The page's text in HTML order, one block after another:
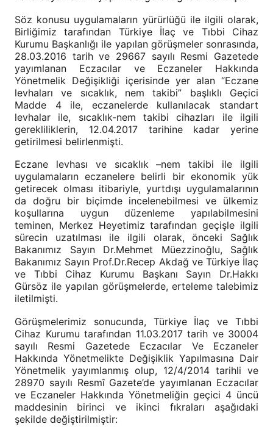
Söz konusu uygulamaların yürürlüğü ile ilgili olarak,
Birliğimiz tarafından Türkiye İlaç ve Tıbbi Cihaz
Kurumu Başkanlığı ile yapılan görüşmeler sonrasında,
28.03.2016 tarih ve 29667 sayılı Resmi Gazetede
yayımlanan Eczacılar ve Eczaneler Hakkında
Yönetmelik Değişikliği içerisinde yer alan “Eczane
levhaları ve sıcaklık, nem takibi” başlıklı Geçici
Madde 4 ile, eczanelerde kullanılacak standart
levhalar ile, sıcaklık-nem takibi cihazları ile ilgili
gerekliliklerin, 12.04.2017 tarihine kadar yerine
getirilmesi belirlenmişti.
Eczane levhası ve sıcaklık –nem takibi ile ilgili
uygulamaların eczanelere belirli bir ekonomik yük
getirecek olması itibariyle, yurtdışı uygulamalarının
da doğru bir biçimde incelenebilmesi ve ülkemiz
koşullarına uygun düzenleme yapılabilmesini
teminen, Merkez Heyetimiz tarafından geçişle ilgili
sürecin uzatılması ile ilgili olarak, önceki Sağlık
Bakanımız Sayın Dr.Mehmet Müezzinoğlu, Sağlık
Bakanımız Sayın Prof.Dr.Recep Akdağ ve Türkiye İlaç
ve Tıbbi Cihaz Kurumu Başkanı Sayın Dr.Hakkı
Gürsöz ile yapılan görüşmelerde, erteleme talebimiz
iletilmişti.
Görüşmelerimiz sonucunda, Türkiye İlaç ve Tıbbi
Cihaz Kurumu tarafından 11.03.2017 tarih ve 30004
sayılı Resmi Gazetede Eczacılar Ve Eczaneler
Hakkında Yönetmelikte Değişiklik Yapılmasına Dair
Yönetmelik yayımlanmış olup, 12/4/2014 tarihli ve
28970 sayılı Resmî Gazete’de yayımlanan Eczacılar
ve Eczaneler Hakkında Yönetmeliğin geçici 4 üncü
maddesinin birinci ve ikinci fıkraları aşağıdaki
şekilde değiştirilmiştir: